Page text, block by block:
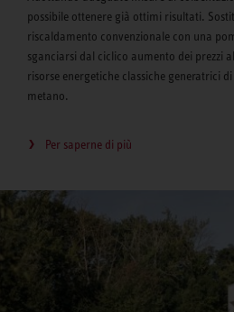
possibile ottenere già ottimi risultati.
riscaldamento convenzionale con una
sganciarsi dal ciclico aumento dei prezzi
risorse energetiche classiche generatrici
metano.
Per saperne di più